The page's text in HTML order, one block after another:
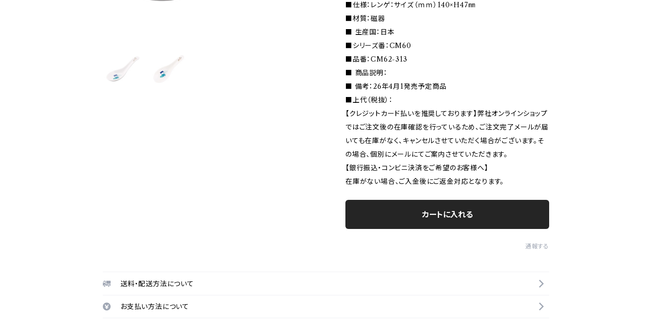
■仕様：レンゲ：サイズ（ｍｍ）140×H47㎜
■材質：磁器
■ 生産国：日本
■シリーズ番：CM60
■品番：CM62-313
■ 商品説明：
■ 備考：26年4月1発売予定商品
■上代（税抜）：
【クレジットカード払いを推奨しております】弊社オンラインショップ
ではご注文後の在庫確認を行っているため、ご注文完了メールが届
いても在庫がなく、キャンセルさせていただく場合がございます。そ
の場合、個別にメールにてご案内させていただきます。
【銀行振込・コンビニ決済をご希望のお客様へ】
在庫がない場合、ご入金後にご返金対応となります。
カートに入れる
通報する
送料・配送方法について
お支払い方法について